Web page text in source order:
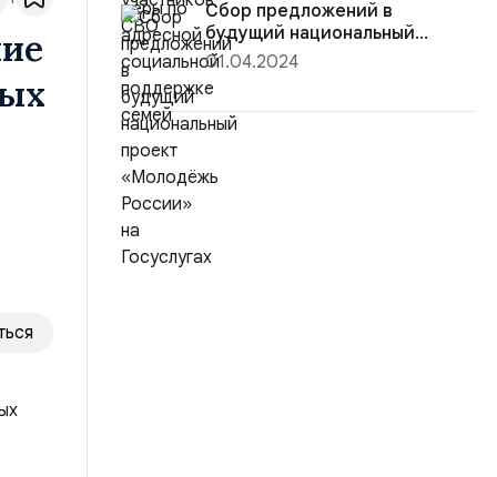
Сбор предложений в
будущий национальный
проект «Молодёж...
01.04.2024